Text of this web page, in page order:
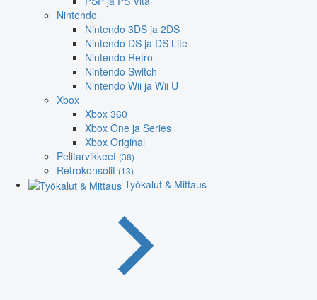
Nintendo
Nintendo 3DS ja 2DS
Nintendo DS ja DS Lite
Nintendo Retro
Nintendo Switch
Nintendo Wii ja Wii U
Xbox
Xbox 360
Xbox One ja Series
Xbox Original
Pelitarvikkeet (38)
Retrokonsolit (13)
Työkalut & Mittaus